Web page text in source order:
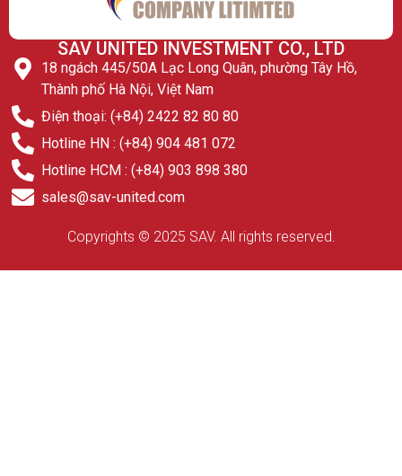
SAV UNITED INVESTMENT CO., LTD
18 ngách 445/50A Lạc Long Quân, phường Tây Hồ,
Thành phố Hà Nội, Việt Nam
Điện thoại: (+84) 2422 82 80 80
Hotline HN : (+84) 904 481 072
Hotline HCM : (+84) 903 898 380
sales@sav-united.com
Copyrights © 2025 SAV. All rights reserved.